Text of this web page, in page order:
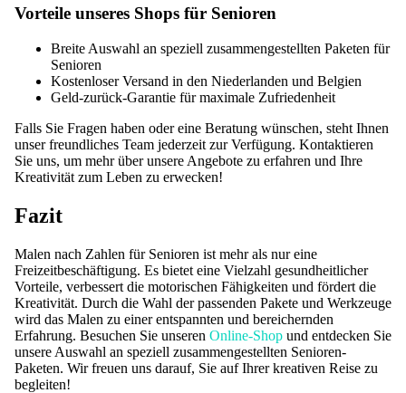
Vorteile unseres Shops für Senioren
Breite Auswahl an speziell zusammengestellten Paketen für
Senioren
Kostenloser Versand in den Niederlanden und Belgien
Geld-zurück-Garantie für maximale Zufriedenheit
Falls Sie Fragen haben oder eine Beratung wünschen, steht Ihnen
unser freundliches Team jederzeit zur Verfügung. Kontaktieren
Sie uns, um mehr über unsere Angebote zu erfahren und Ihre
Kreativität zum Leben zu erwecken!
Fazit
Malen nach Zahlen für Senioren ist mehr als nur eine
Freizeitbeschäftigung. Es bietet eine Vielzahl gesundheitlicher
Vorteile, verbessert die motorischen Fähigkeiten und fördert die
Kreativität. Durch die Wahl der passenden Pakete und Werkzeuge
wird das Malen zu einer entspannten und bereichernden
Erfahrung. Besuchen Sie unseren Online-Shop und entdecken Sie
unsere Auswahl an speziell zusammengestellten Senioren-
Paketen. Wir freuen uns darauf, Sie auf Ihrer kreativen Reise zu
begleiten!